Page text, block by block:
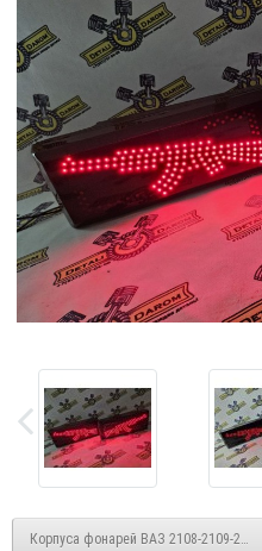
Корпуса фонарей ВАЗ 2108-2109-21099